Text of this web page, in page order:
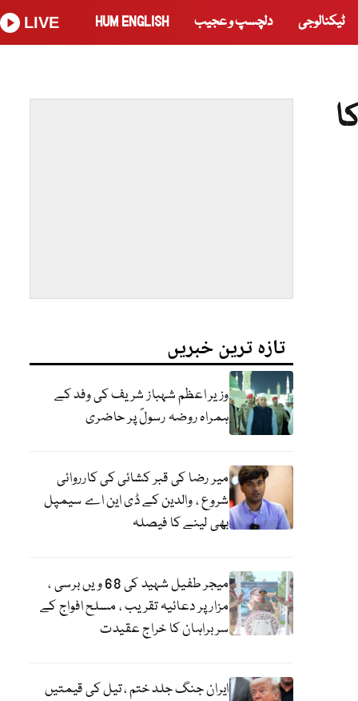
ٹیکنالوجی دلچسپ و عجیب HUM ENGLISH
LIVE
تازہ ترین خبریں
وزیر اعظم شہباز شریف کی وفد کے
ہمراہ روضہ رسولؐ پر حاضری
میر رضا کی قبر کشائی کی کارروائی
شروع ، والدین کے ڈی این اے سیمپل
بھی لینے کا فیصلہ
میجر طفیل شہید کی 68 ویں برسی ،
مزار پر دعائیہ تقریب ، مسلح افواج کے
سربراہان کا خراج عقیدت
ایران جنگ جلد ختم ، تیل کی قیمتیں